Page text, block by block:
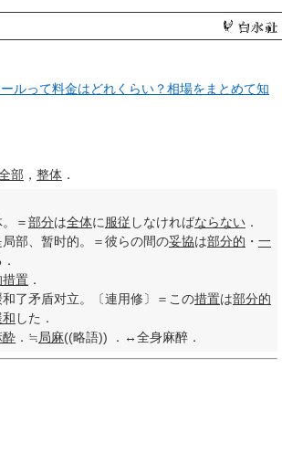
ルって料金はどれくらい？相場をまとめて知
部 ， 整体 ．
＝部分は全体に服従 しなければならない ．
部、暂时的。＝彼らの間の妥協は部分的 ・ 一
措置 ．
了矛盾对立。〔連用修〕＝この措置は部分的
した．
酔 ．≒局麻((略語)) ．↔全身麻醉．